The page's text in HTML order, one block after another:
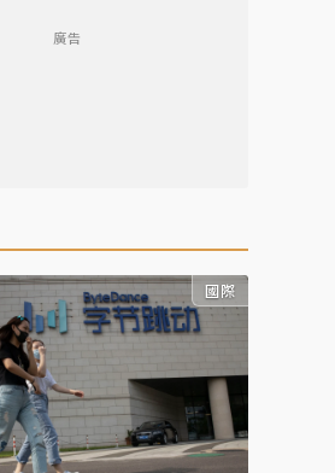
廣告
國際